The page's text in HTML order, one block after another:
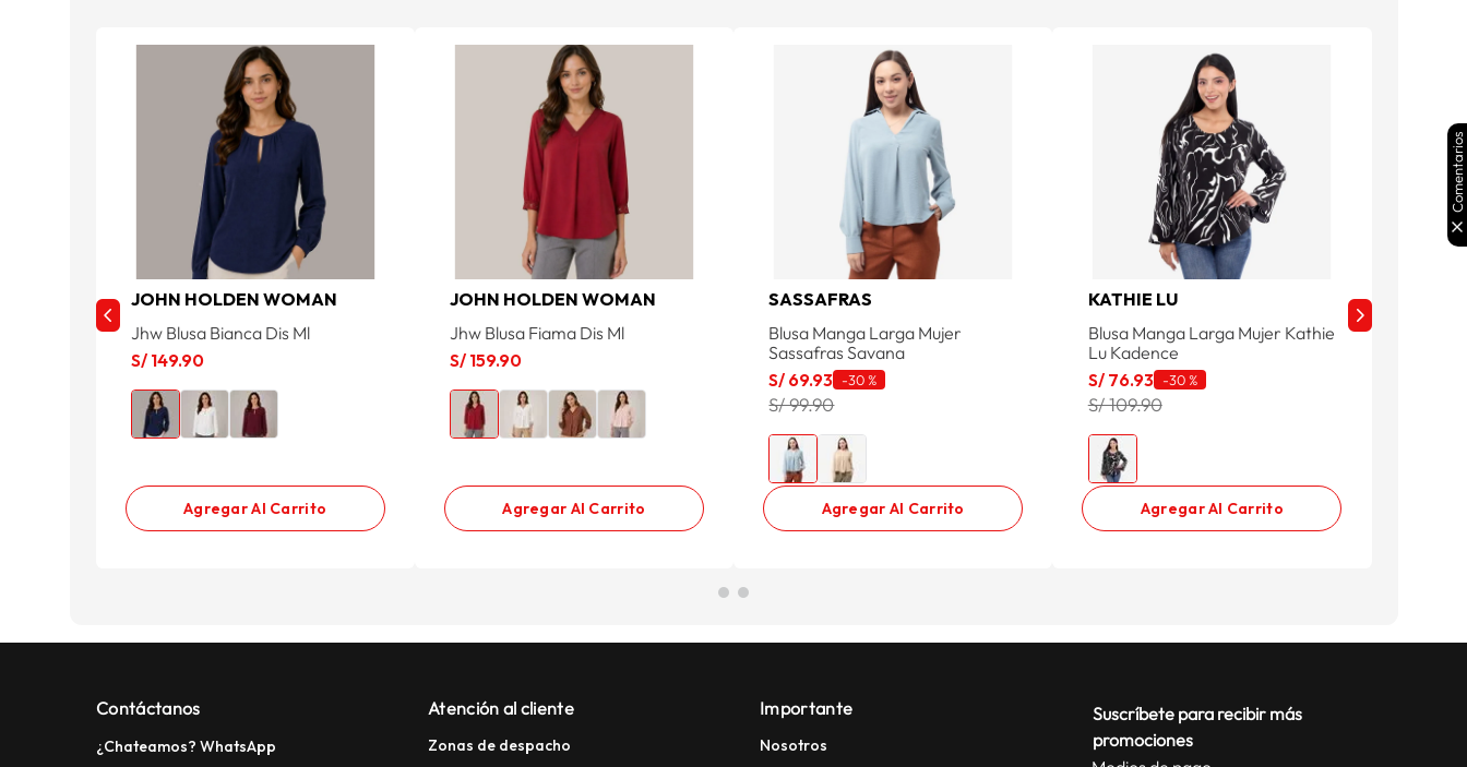
JOHN HOLDEN WOMAN
Jhw Blusa Bianca Dis Ml
S/ 149.90
Agregar Al Carrito
JOHN HOLDEN WOMAN
Jhw Blusa Fiama Dis Ml
S/ 159.90
Agregar Al Carrito
SASSAFRAS
Blusa Manga Larga Mujer
Sassafras Savana
S/ 69.93 -30 %
S/ 99.90
Agregar Al Carrito
KATHIE LU
Blusa Manga Larga Mujer Kathie
Lu Kadence
S/ 76.93 -30 %
S/ 109.90
Agregar Al Carrito
Contáctanos
¿Chateamos? WhatsApp
Atención al cliente
Zonas de despacho
Importante
Nosotros
Suscríbete para recibir más
promociones
Comentarios